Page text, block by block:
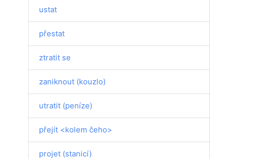
ustat
přestat
ztratit se
zaniknout (kouzlo)
utratit (peníze)
přejít <kolem čeho>
projet (stanicí)